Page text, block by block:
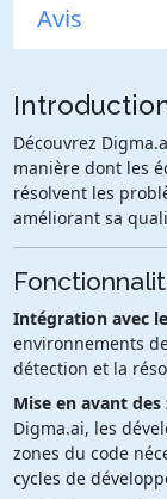
Avis
Découvrez
manière dont les
résolvent les
améliorant sa
Intégration avec
environnements
détection et la
Mise en avant
Digma.ai, les
zones du code
cycles de